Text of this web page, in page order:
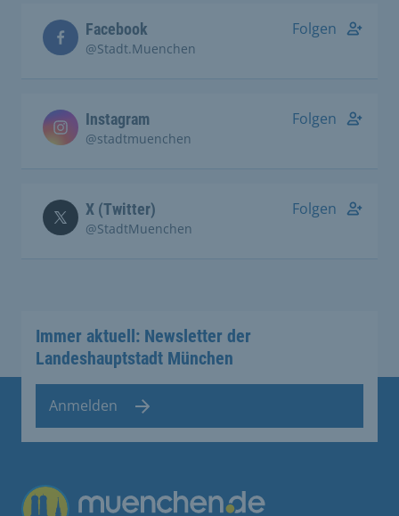
Facebook
@Stadt.Muenchen
Folgen
Instagram
@stadtmuenchen
Folgen
X (Twitter)
@StadtMuenchen
Folgen
Immer aktuell: Newsletter der
Landeshauptstadt München
Anmelden
Übergreifende Links